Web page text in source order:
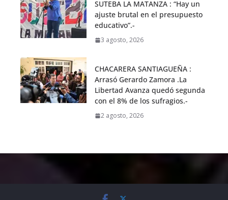
SUTEBA LA MATANZA : “Hay un
ajuste brutal en el presupuesto
educativo”.-
3 agosto, 2026
CHACARERA SANTIAGUEÑA :
Arrasó Gerardo Zamora .La
Libertad Avanza quedó segunda
con el 8% de los sufragios.-
2 agosto, 2026